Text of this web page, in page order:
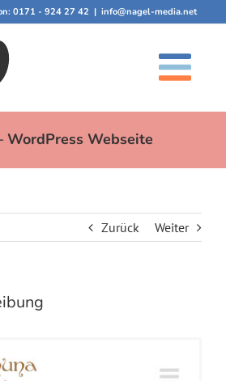
0171 - 924 27 42 | info@nagel-media.net
WordPress Webseite
Zurück Weiter